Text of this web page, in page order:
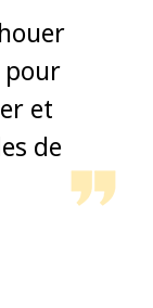
pour
et
de